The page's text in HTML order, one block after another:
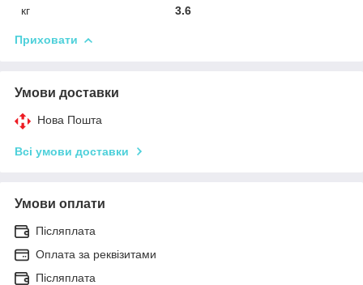
кг
3.6
Приховати
Умови доставки
Нова Пошта
Всі умови доставки
Умови оплати
Післяплата
Оплата за реквізитами
Післяплата